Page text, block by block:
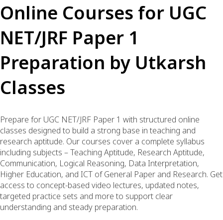
Online Courses for UGC
NET/JRF Paper 1
Preparation by Utkarsh
Classes
Prepare for UGC NET/JRF Paper 1 with structured online
classes designed to build a strong base in teaching and
research aptitude. Our courses cover a complete syllabus
including subjects – Teaching Aptitude, Research Aptitude,
Communication, Logical Reasoning, Data Interpretation,
Higher Education, and ICT of General Paper and Research. Get
access to concept-based video lectures, updated notes,
targeted practice sets and more to support clear
understanding and steady preparation.